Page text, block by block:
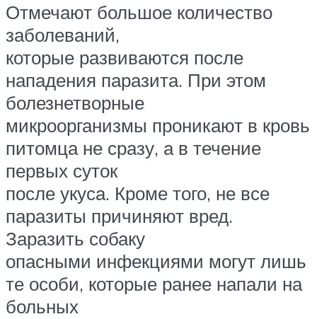
Отмечают большое количество
заболеваний,
которые развиваются после
нападения паразита. При этом
болезнетворные
микроорганизмы проникают в кровь
питомца не сразу, а в течение
первых суток
после укуса. Кроме того, не все
паразиты причиняют вред.
Заразить собаку
опасными инфекциями могут лишь
те особи, которые ранее напали на
больных